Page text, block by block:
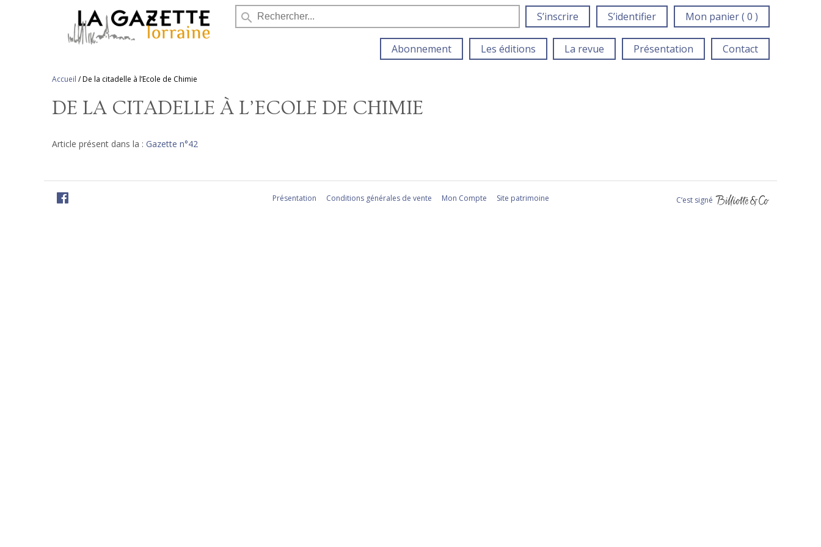
search S’inscrire S’identifier Mon panier ( 0 )
Abonnement Les éditions La revue Présentation Contact
Accueil /De la citadelle à l’Ecole de Chimie
DE LA CITADELLE À L’ECOLE DE CHIMIE
Article présent dans la : Gazette n°42
Présentation Conditions générales de vente Mon Compte Site patrimoine C‘est signé